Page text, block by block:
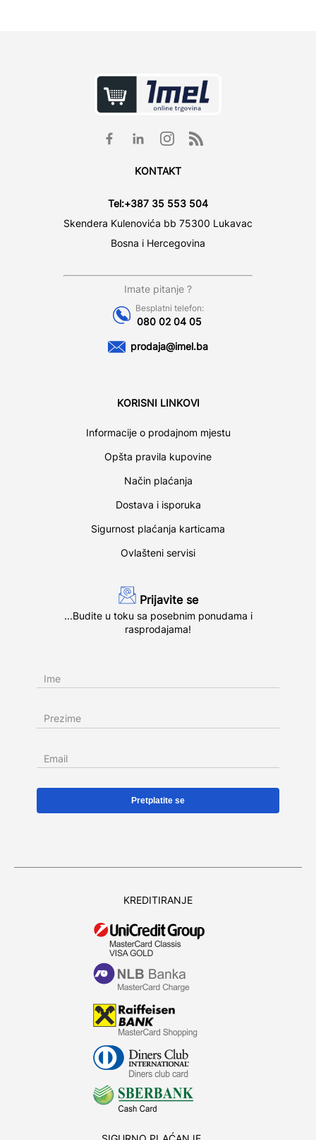
KONTAKT
Tel:+387 35 553 504
Skendera Kulenovića bb 75300 Lukavac
Bosna i Hercegovina
Imate pitanje ?
Besplatni telefon:
080 02 04 05
prodaja@imel.ba
KORISNI LINKOVI
Informacije o prodajnom mjestu
Opšta pravila kupovine
Način plaćanja
Dostava i isporuka
Sigurnost plaćanja karticama
Ovlašteni servisi
Prijavite se
...Budite u toku sa posebnim ponudama i
rasprodajama!
Ime
Prezime
Email
KREDITIRANJE